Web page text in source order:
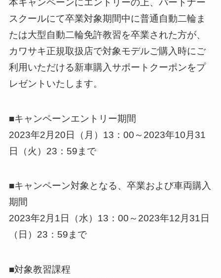
本キャンペーンにエントリーの上、パートナー
スクールにて卒業対象期間中に普通自動二輪ま
たは大型自動二輪免許教習を卒業された方が、
カワサキ正規取扱店で対象モデルご購入時にご
利用いただける新車購入サポートクーポンをプ
レゼントいたします。
■キャンペーンエントリー期間
2023年2月20日（月）13：00～2023年10月31
日（火）23：59まで
■キャンペーン対象となる、卒業および車両購入
期間
2023年2月1日（水）13：00～2023年12月31日
（日）23：59まで
■対象教習課程